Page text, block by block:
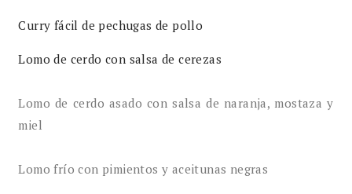
Curry fácil de pechugas de pollo
Lomo de cerdo con salsa de cerezas
Lomo de cerdo asado con salsa de naranja, mostaza y
miel
Lomo frío con pimientos y aceitunas negras